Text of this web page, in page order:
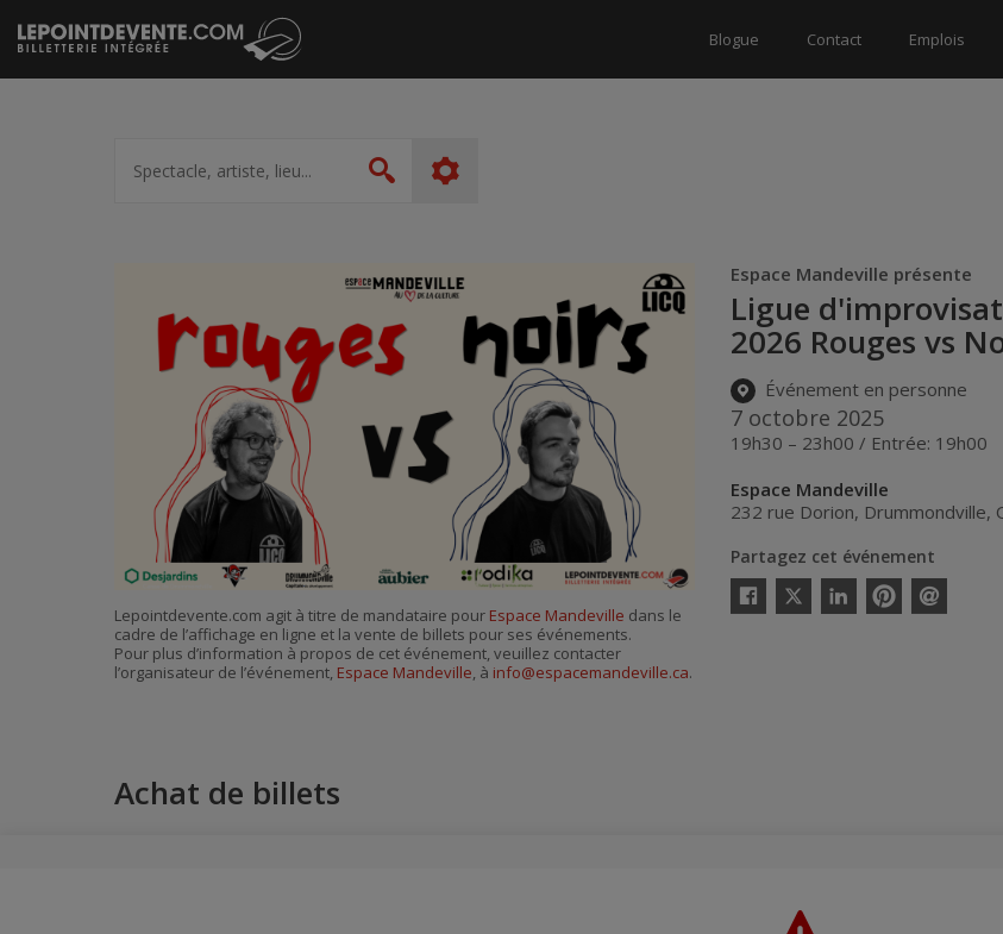
Passer
au
contenu
Blogue Contact Emplois
artiste,
lieu...
Rechercher
Espace Mandeville présente
Ligue
2026 Rouges vs
Événement en personne
7 octobre 2025
19h30 – 23h00 / Entrée: 19h00
Espace Mandeville
232 rue Dorion, Drummondville,
Partagez cet événement
Facebook
Twitter
LinkedinPinterestEnvoyer
Lepointdevente.com agit à titre de mandataire pour Espace Mandeville dans le
cadre de l’affichage en ligne et la vente de billets pour ses événements.
Pour plus d’information à propos de cet événement, veuillez contacter
l’organisateur de l’événement, Espace Mandeville, à info@espacemandeville.ca.
Achat de billets